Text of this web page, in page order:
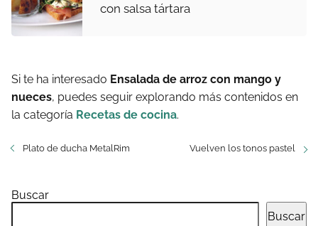
con salsa tártara
Si te ha interesado Ensalada de arroz con mango y
nueces, puedes seguir explorando más contenidos en
la categoría Recetas de cocina.
Plato de ducha MetalRim Vuelven los tonos pastel
Buscar
Buscar